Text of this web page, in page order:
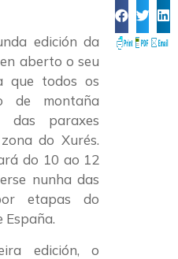
edición da
aberto o seu
que todos os
de montaña
paraxes
do Xurés.
do 10 ao 12
nunha das
etapas do
edición, o